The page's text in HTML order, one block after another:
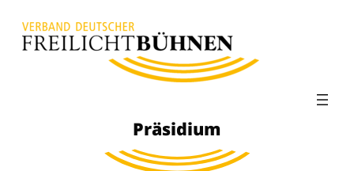
Präsidium